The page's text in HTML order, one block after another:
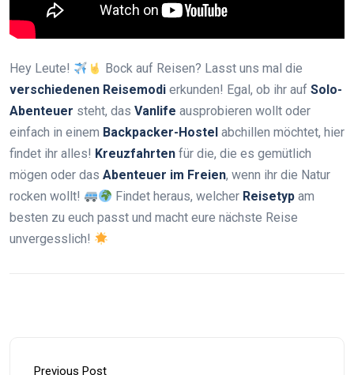
Hey Leute!
Bock auf Reisen? Lasst uns mal die
verschiedenen Reisemodi erkunden! Egal, ob ihr auf Solo-
Abenteuer steht, das Vanlife ausprobieren wollt oder
einfach in einem Backpacker-Hostel abchillen möchtet, hier
findet ihr alles! Kreuzfahrten für die, die es gemütlich
mögen oder das Abenteuer im Freien, wenn ihr die Natur
rocken wollt!
Findet heraus, welcher Reisetyp am
besten zu euch passt und macht eure nächste Reise
unvergesslich!
Previous Post